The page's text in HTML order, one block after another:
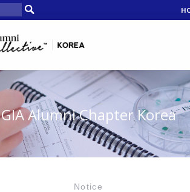
GIA Alumni Chapter Korea
Notice